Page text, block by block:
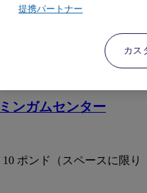
ンガムセンター
ポンド（スペースに限り
提携パートナー
カス